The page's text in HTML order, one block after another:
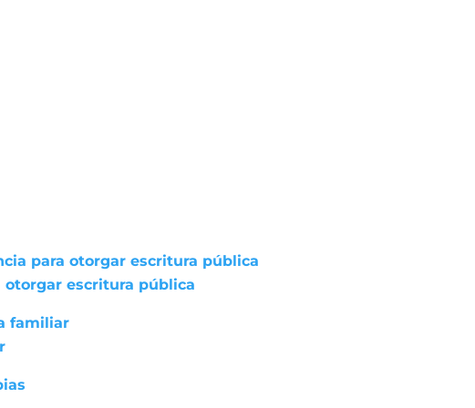
para otorgar escritura pública
otorgar escritura pública
familiar